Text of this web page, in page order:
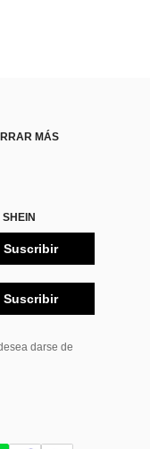
MÁS
Suscribir
Suscribir
darse de